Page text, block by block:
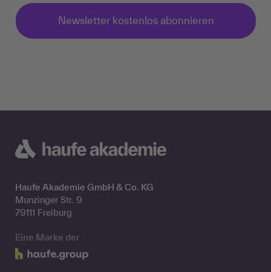
Newsletter kostenlos abonnieren
Haufe Akademie GmbH & Co. KG
Munzinger Str. 9
79111 Freiburg
Eine Marke der